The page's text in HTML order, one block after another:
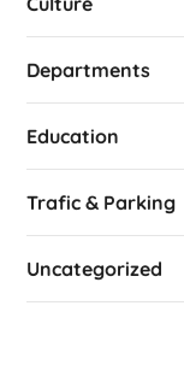
Departments
Education
Trafic & Parking
Uncategorized